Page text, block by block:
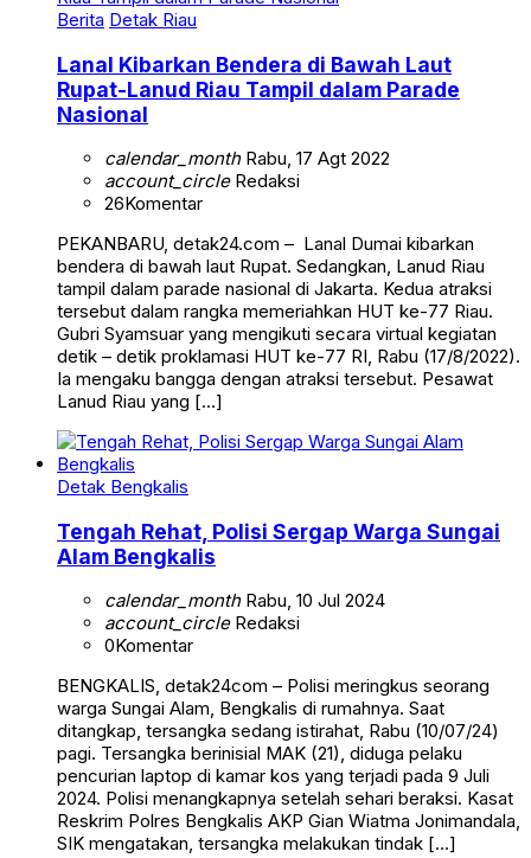
Berita Detak Riau
Lanal Kibarkan Bendera di Bawah Laut
Rupat-Lanud Riau Tampil dalam Parade
Nasional
calendar_monthRabu, 17 Agt 2022
account_circleRedaksi
26Komentar
PEKANBARU, detak24.com – Lanal Dumai kibarkan
bendera di bawah laut Rupat. Sedangkan, Lanud Riau
tampil dalam parade nasional di Jakarta. Kedua atraksi
tersebut dalam rangka memeriahkan HUT ke-77 Riau.
Gubri Syamsuar yang mengikuti secara virtual kegiatan
detik – detik proklamasi HUT ke-77 RI, Rabu (17/8/2022).
Ia mengaku bangga dengan atraksi tersebut. Pesawat
Lanud Riau yang […]
Detak Bengkalis
Tengah Rehat, Polisi Sergap Warga Sungai
Alam Bengkalis
calendar_monthRabu, 10 Jul 2024
account_circleRedaksi
0Komentar
BENGKALIS, detak24com – Polisi meringkus seorang
warga Sungai Alam, Bengkalis di rumahnya. Saat
ditangkap, tersangka sedang istirahat, Rabu (10/07/24)
pagi. Tersangka berinisial MAK (21), diduga pelaku
pencurian laptop di kamar kos yang terjadi pada 9 Juli
2024. Polisi menangkapnya setelah sehari beraksi. Kasat
Reskrim Polres Bengkalis AKP Gian Wiatma Jonimandala,
SIK mengatakan, tersangka melakukan tindak […]